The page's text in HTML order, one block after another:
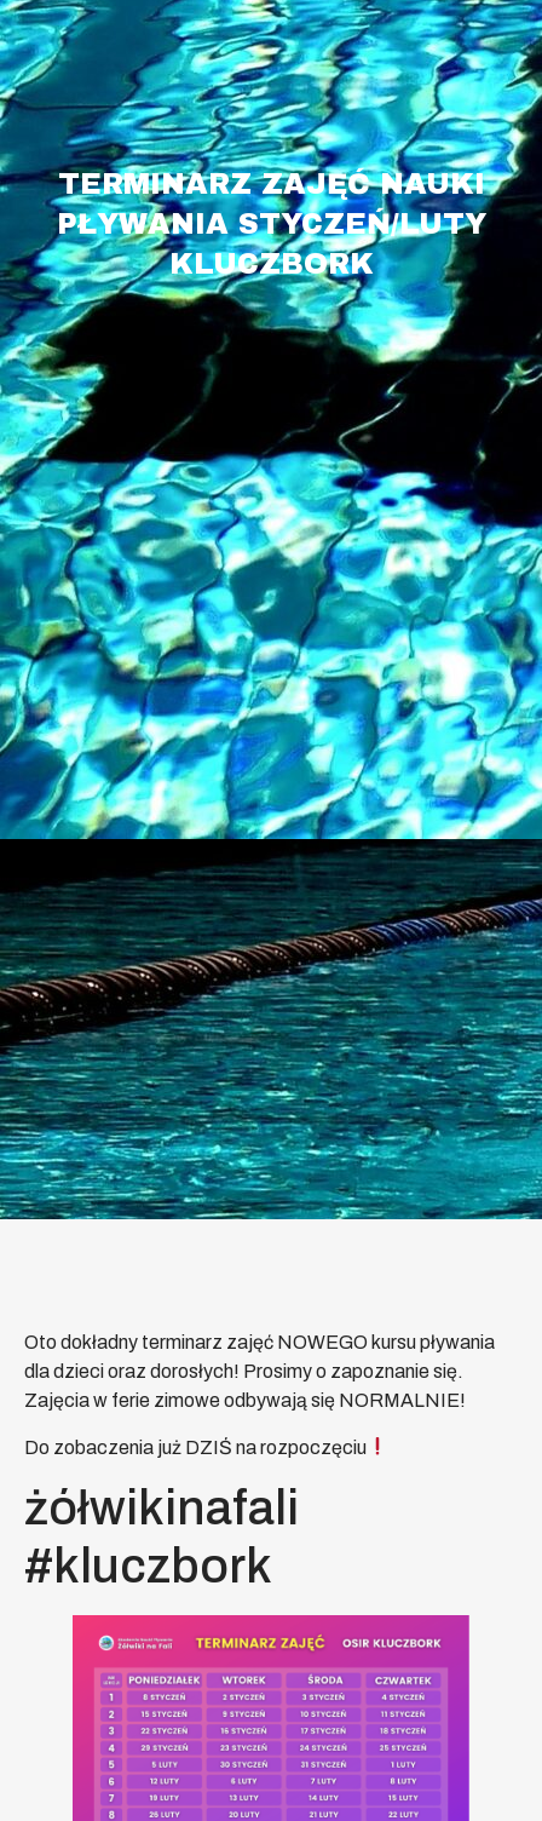
TERMINARZ ZAJĘĆ NAUKI
PŁYWANIA STYCZEŃ/LUTY
KLUCZBORK
Oto dokładny terminarz zajęć NOWEGO kursu pływania
dla dzieci oraz dorosłych! Prosimy o zapoznanie się.
Zajęcia w ferie zimowe odbywają się NORMALNIE!
Do zobaczenia już DZIŚ na rozpoczęciu
żółwikinafali
#kluczbork